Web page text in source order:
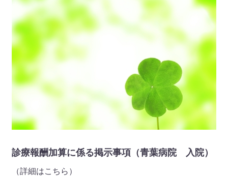
2025 年 11 月 01 日
地域の皆様へ
広報誌2025年11月号を掲載しました。（詳細はこちら）
2025 年 10 月 06 日
お知らせ
◆面会再開のお知らせ（ウェル青葉 入所）◆ 令和7年10
月14日（火）より、一部の制限はございますが、面会を再開
させていただきます。（詳細はこちら）
休診・代診
令和7年10月18日（土） 内科の午前診療（中村医師）は、
診療報酬加算に係る掲示事項（青葉病院 入院）
（詳細はこちら）